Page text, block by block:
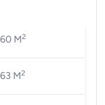
60 M2
63 M2